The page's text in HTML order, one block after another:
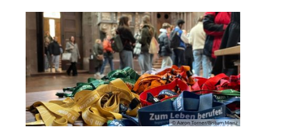
© Aaron Torner/Bistum Mainz